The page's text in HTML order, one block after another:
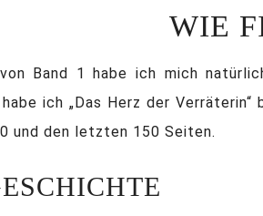
WIE
Band 1 habe ich mich
ich „Das Herz der
und den letzten 150 Seiten.